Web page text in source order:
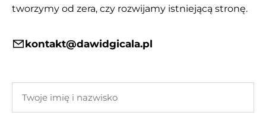
tworzymy od zera, czy rozwijamy istniejącą stronę.
kontakt@dawidgicala.pl